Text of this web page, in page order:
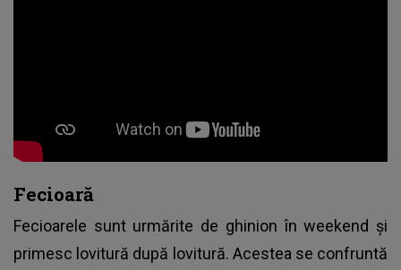
Fecioară
Fecioarele sunt urmărite de ghinion în weekend și
primesc lovitură după lovitură. Acestea se confruntă